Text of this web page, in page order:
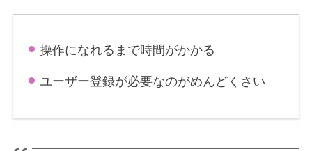
操作になれるまで時間がかかる
ユーザー登録が必要なのがめんどくさい